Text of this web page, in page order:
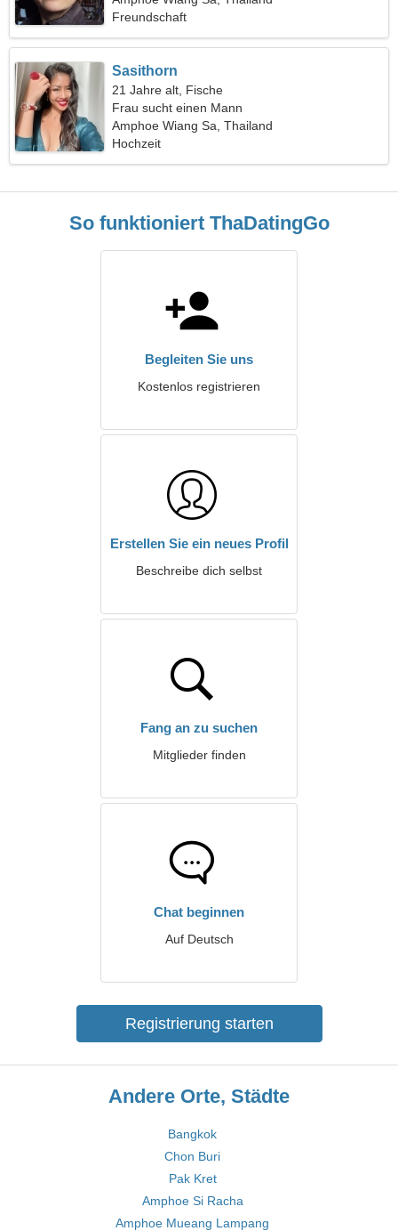
Freundschaft
Sasithorn
21 Jahre alt, Fische
Frau sucht einen Mann
Amphoe Wiang Sa, Thailand
Hochzeit
So funktioniert ThaDatingGo
Begleiten Sie uns
Kostenlos registrieren
Erstellen Sie ein neues Profil
Beschreibe dich selbst
Fang an zu suchen
Mitglieder finden
Chat beginnen
Auf Deutsch
Registrierung starten
Andere Orte, Städte
Bangkok
Chon Buri
Pak Kret
Amphoe Si Racha
Amphoe Mueang Lampang